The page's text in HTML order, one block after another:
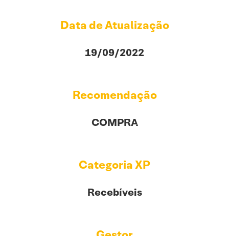
Data de Atualização
19/09/2022
Recomendação
COMPRA
Categoria XP
Recebíveis